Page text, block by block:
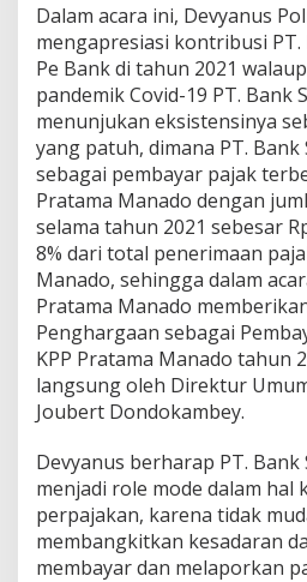
Dalam acara ini, Devyanus
mengapresiasi kontribusi
Pe Bank di tahun 2021
pandemik Covid-19 PT. Bank
menunjukan eksistensinya
yang patuh, dimana PT.
sebagai pembayar pajak
Pratama Manado dengan
selama tahun 2021 sebesar
8% dari total penerimaan
Manado, sehingga dalam
Pratama Manado
Penghargaan sebagai
KPP Pratama Manado tahun
langsung oleh Direktur
Joubert Dondokambey.
Devyanus berharap PT.
menjadi role mode dalam hal
perpajakan, karena tidak
membangkitkan kesadaran
membayar dan melaporkan